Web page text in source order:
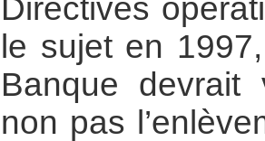
Directives
le sujet en
Banque devrait
non pas